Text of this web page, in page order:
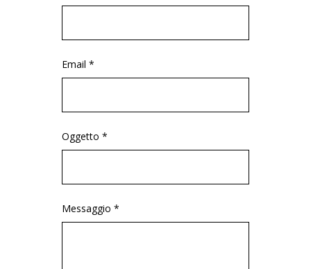
Email *
Oggetto *
Messaggio *